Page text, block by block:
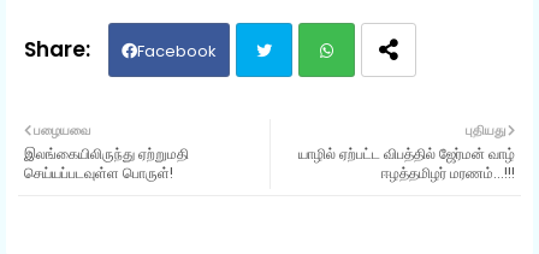
Facebook
ats
புதியது
யாழில் ஏற்பட்ட விபத்தில் ஜேர்மன் வாழ்
ஈழத்தமிழர் மரணம்...!!!
பழையவை
இலங்கையிலிருந்து ஏற்றுமதி
செய்யப்படவுள்ள பொருள்!